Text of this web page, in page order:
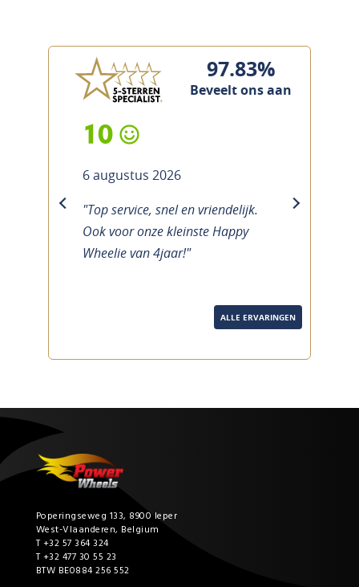
97.83%
Beveelt ons aan
10
6 augustus 2026
"Top service, snel en vriendelijk.
Ook voor onze kleinste Happy
Wheelie van 4jaar!"
previous next
ALLE ERVARINGEN
Poperingseweg 133, 8900 Ieper
West-Vlaanderen, Belgium
T +32 57 364 324
T +32 477 30 55 23
BTW BE0884 256 552